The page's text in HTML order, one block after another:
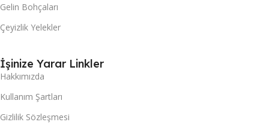
Gelin Bohçaları
Çeyizlik Yelekler
İşinize Yarar Linkler
Hakkımızda
Kullanım Şartları
Gizlilik Sözleşmesi